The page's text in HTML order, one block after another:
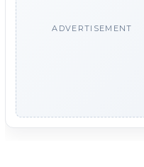
ADVERTISEMENT